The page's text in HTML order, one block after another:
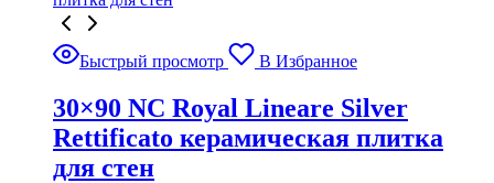
Быстрый просмотр В Избранное
30×90 NC Royal Lineare Silver
Rettificato керамическая плитка
для стен